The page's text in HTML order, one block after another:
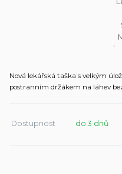
Nová lekářská taška s velkým
postranním držákem na láhev
Dostupnost do 3 dnů